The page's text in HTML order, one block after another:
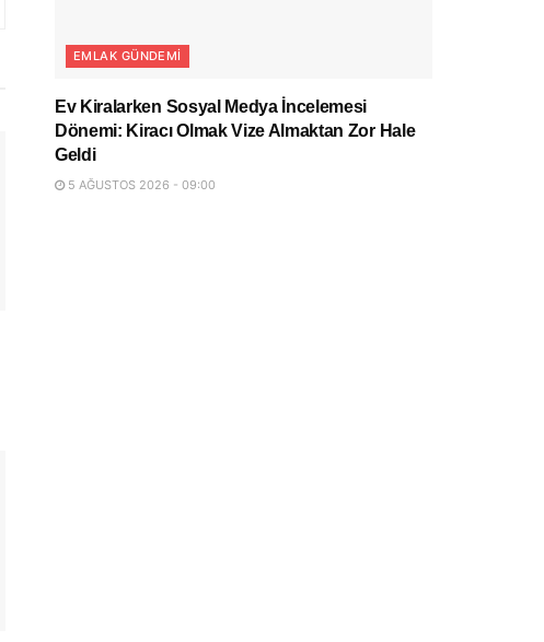
EMLAK GÜNDEMI
Ev Kiralarken Sosyal Medya İncelemesi
Dönemi: Kiracı Olmak Vize Almaktan Zor Hale
Geldi
5 AĞUSTOS 2026 - 09:00